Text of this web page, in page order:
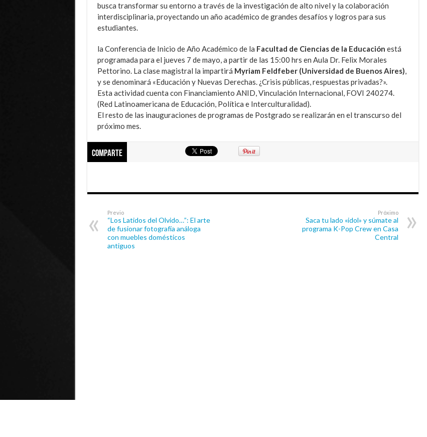
busca transformar su entorno a través de la investigación de alto nivel y la colaboración
interdisciplinaria, proyectando un año académico de grandes desafíos y logros para sus
estudiantes.
la Conferencia de Inicio de Año Académico de la Facultad de Ciencias de la Educación está
programada para el jueves 7 de mayo, a partir de las 15:00 hrs en Aula Dr. Felix Morales
Pettorino. La clase magistral la impartirá Myriam Feldfeber (Universidad de Buenos Aires)
y se denominará «Educación y Nuevas Derechas. ¿Crisis públicas, respuestas privadas?».
Esta actividad cuenta con Financiamiento ANID, Vinculación Internacional, FOVI 240274.
(Red Latinoamericana de Educación, Política e Interculturalidad).
El resto de las inauguraciones de programas de Postgrado se realizarán en el transcurso del
próximo mes.
Comparte
Previo
“Los Latidos del Olvido…”: El arte
de fusionar fotografía análoga
con muebles domésticos
antiguos
Próximo
Saca tu lado «idol» y súmate al
programa K-Pop Crew en Casa
Central